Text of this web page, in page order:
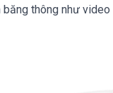
thông như